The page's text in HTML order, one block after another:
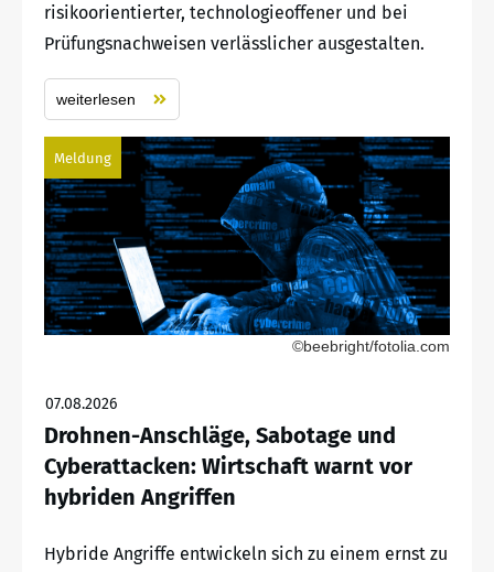
risikoorientierter, technologieoffener und bei
Prüfungsnachweisen verlässlicher ausgestalten.
weiterlesen
Meldung
©beebright/fotolia.com
07.08.2026
Drohnen-Anschläge, Sabotage und
Cyberattacken: Wirtschaft warnt vor
hybriden Angriffen
Hybride Angriffe entwickeln sich zu einem ernst zu